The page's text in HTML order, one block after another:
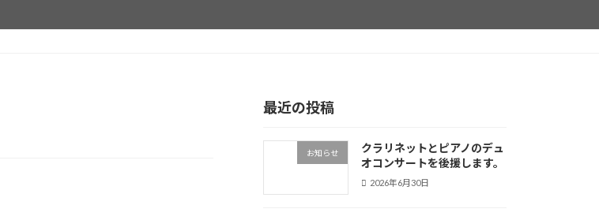
最近の投稿
お知らせ
クラリネットとピアノのデュ
オコンサートを後援します。
2026年6月30日